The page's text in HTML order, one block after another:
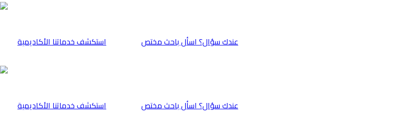
⁠استكشف خدماتنا الأكاديمية عندك سؤال؟ اسأل باحث مختص
⁠استكشف خدماتنا الأكاديمية عندك سؤال؟ اسأل باحث مختص